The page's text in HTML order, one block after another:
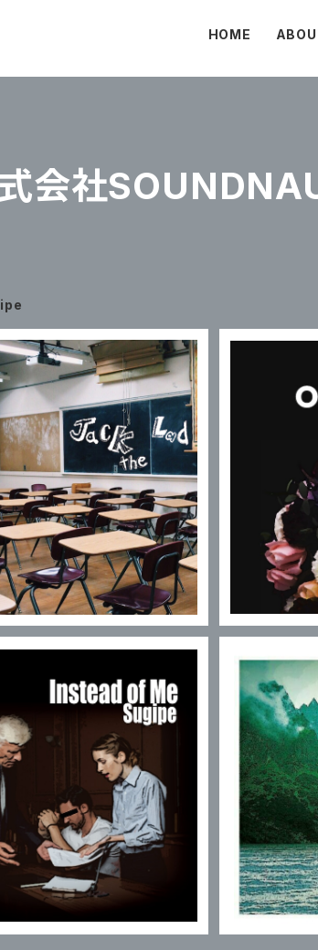
HOME
会社
/ Single「Jack the Lad」
¥500
【
/ Instead of Me